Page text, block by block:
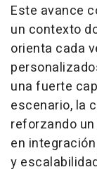
Este avance
un contexto
orienta cada
una fuerte
escenario, la
reforzando
en
y